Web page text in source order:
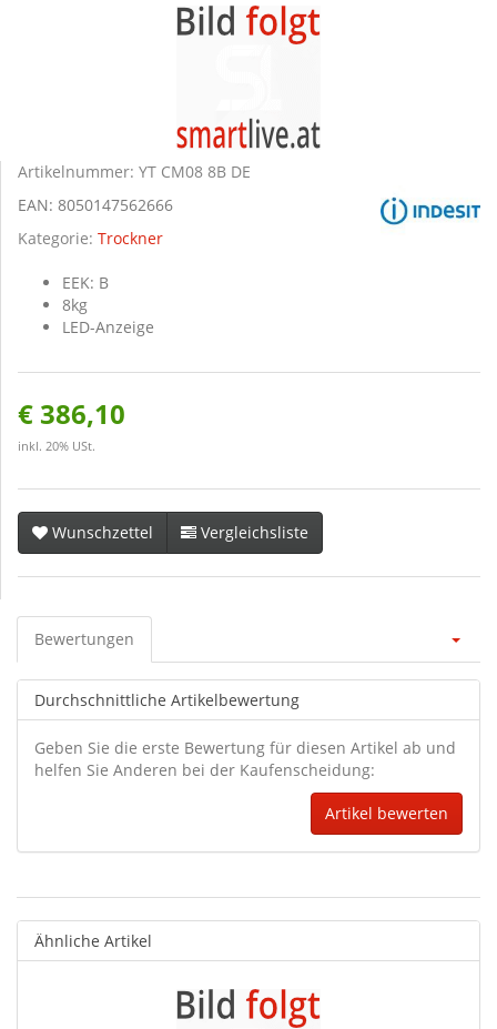
Artikelnummer: YT CM08 8B DE
EAN: 8050147562666
Kategorie: Trockner
EEK: B
8kg
LED-Anzeige
€ 386,10
inkl. 20% USt.
Wunschzettel Vergleichsliste
Bewertungen
Durchschnittliche Artikelbewertung
Geben Sie die erste Bewertung für diesen Artikel ab und
helfen Sie Anderen bei der Kaufenscheidung:
Ähnliche Artikel